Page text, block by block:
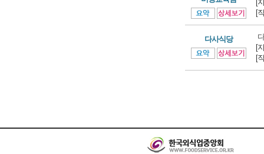
[
[
다사식당
[
[